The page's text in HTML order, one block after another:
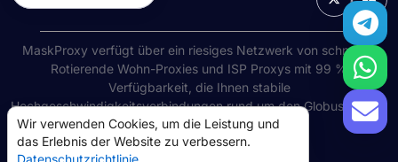
MaskProxy verfügt über ein riesiges Netzwerk von schnellen
Rotierende Wohn-Proxies und ISP Proxys mit 99 %
Verfügbarkeit, die Ihnen stabile
Hochgeschwindigkeitsverbindungen rund um den Globus bieten.
©2026AIWAY LIMITED. Alle Rechte vorbehalten.
Nutzungsbedingungen
Wir verwenden Cookies, um die Leistung und
das Erlebnis der Website zu verbessern.
Datenschutzrichtlinie